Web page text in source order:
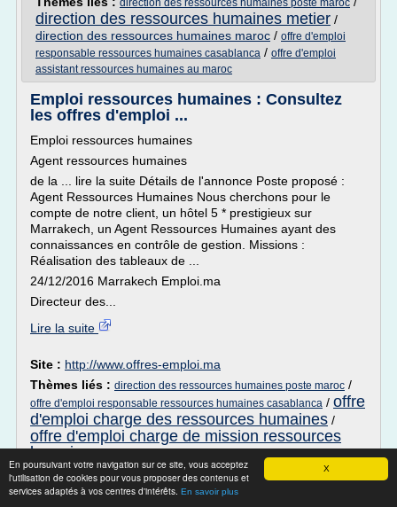
X
En poursuivant votre navigation sur ce site, vous acceptez
l'utilisation de cookies pour vous proposer des contenus et
services adaptés à vos centres d'intérêts. En savoir plus
direction des ressources humaines poste maroc
direction des ressources humaines metier /
direction des ressources humaines maroc / offre d'emploi
responsable ressources humaines casablanca / offre d'emploi
assistant ressources humaines au maroc
Emploi ressources humaines : Consultez
les offres d'emploi ...
Emploi ressources humaines
Agent ressources humaines
de la ... lire la suite Détails de l'annonce Poste proposé :
Agent Ressources Humaines Nous cherchons pour le
compte de notre client, un hôtel 5 * prestigieux sur
Marrakech, un Agent Ressources Humaines ayant des
connaissances en contrôle de gestion. Missions :
Réalisation des tableaux de ...
24/12/2016 Marrakech Emploi.ma
Directeur des...
Lire la suite
Site : http://www.offres-emploi.ma
Thèmes liés : direction des ressources humaines poste maroc /
offre d'emploi responsable ressources humaines casablanca / offre
d'emploi charge des ressources humaines /
offre d'emploi charge de mission ressources
humaines/
maroc
Offres emploi responsable ressources